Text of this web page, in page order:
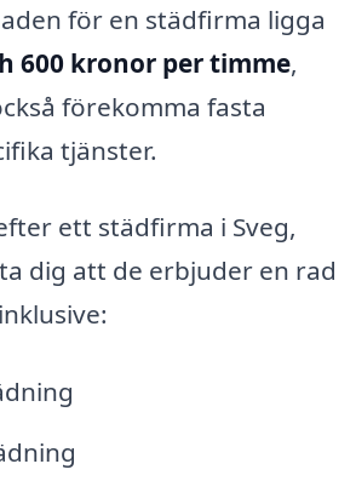
för en städfirma ligga
600 kronor per timme,
förekomma fasta
tjänster.
ett städfirma i Sveg,
dig att de erbjuder en rad